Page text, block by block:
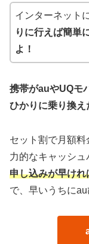
インターネット
りに行えば簡単
よ！
携帯がauやUQモ
ひかりに乗り換
セット割で月額
力的なキャッシュ
申し込みが早け
で、早いうちに